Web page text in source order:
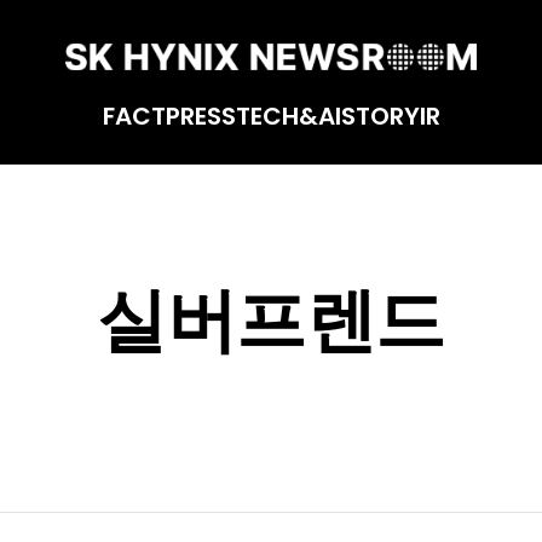
FACTPRESSTECH&AISTORYIR
실버프렌드